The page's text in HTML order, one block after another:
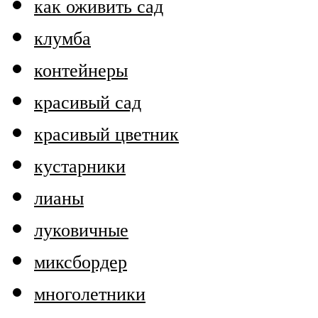
как оживить сад
клумба
контейнеры
красивый сад
красивый цветник
кустарники
лианы
луковичные
миксбордер
многолетники